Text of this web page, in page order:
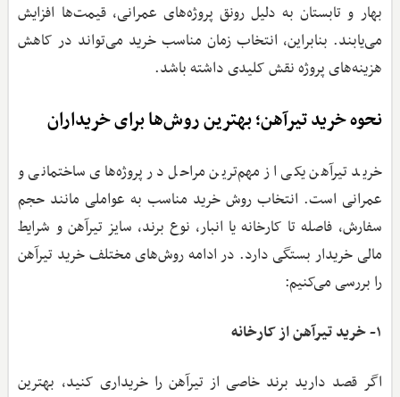
بهار و تابستان به دلیل رونق پروژه‌های عمرانی، قیمت‌ها افزایش
می‌یابند. بنابراین، انتخاب زمان مناسب خرید می‌تواند در کاهش
هزینه‌های پروژه نقش کلیدی داشته باشد.
نحوه خرید تیرآهن؛ بهترین روش‌ها برای خریداران
خرید تیرآهن یکی از مهم‌ترین مراحل در پروژه‌های ساختمانی و
عمرانی است. انتخاب روش خرید مناسب به عواملی مانند حجم
سفارش، فاصله تا کارخانه یا انبار، نوع برند، سایز تیرآهن و شرایط
مالی خریدار بستگی دارد. در ادامه روش‌های مختلف خرید تیرآهن
را بررسی می‌کنیم:
۱- خرید تیرآهن از کارخانه
اگر قصد دارید برند خاصی از تیرآهن را خریداری کنید، بهترین